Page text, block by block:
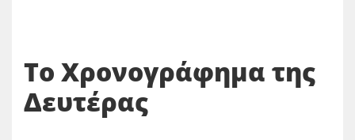
Το Χρονογράφημα της
Δευτέρας